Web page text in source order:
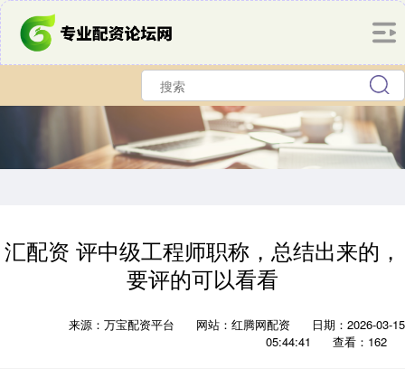
汇配资 评中级工程师职称，总结出来的，
要评的可以看看
来源：万宝配资平台 网站：红腾网配资
日期：2026-03-15
05:44:41
查看：162